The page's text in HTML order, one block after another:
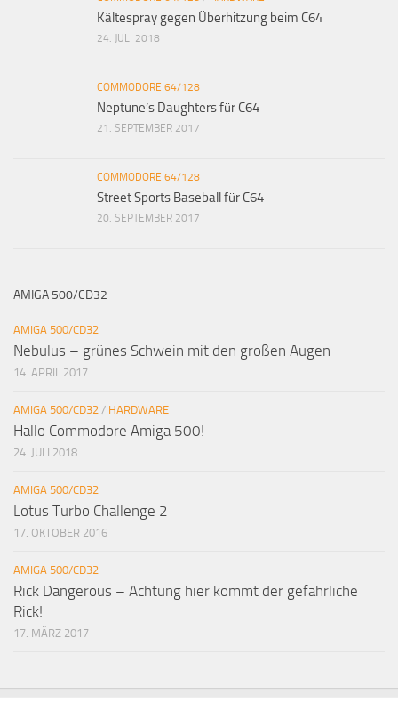
Kältespray gegen Überhitzung beim C64
24. JULI 2018
COMMODORE 64/128
Neptune’s Daughters für C64
21. SEPTEMBER 2017
COMMODORE 64/128
Street Sports Baseball für C64
20. SEPTEMBER 2017
AMIGA 500/CD32
AMIGA 500/CD32
Nebulus – grünes Schwein mit den großen Augen
14. APRIL 2017
AMIGA 500/CD32 / HARDWARE
Hallo Commodore Amiga 500!
24. JULI 2018
AMIGA 500/CD32
Lotus Turbo Challenge 2
17. OKTOBER 2016
AMIGA 500/CD32
Rick Dangerous – Achtung hier kommt der gefährliche
Rick!
17. MÄRZ 2017